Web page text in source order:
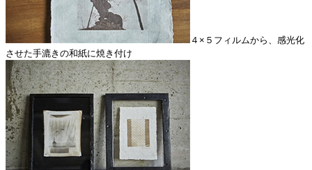
４×５フィルムから、感光化
させた手漉きの和紙に焼き付け